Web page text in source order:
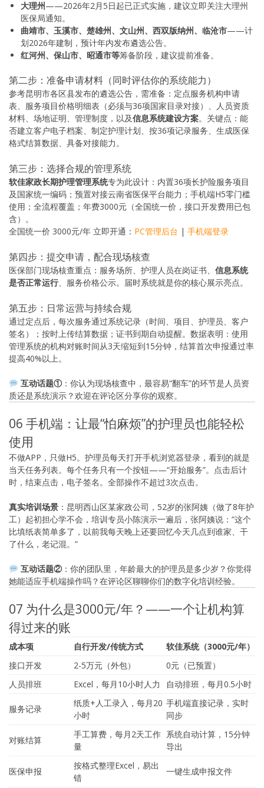
大理州——2026年2月5日起已正式实施，建议立即关注大理州
医保局通知。
曲靖市、玉溪市、楚雄州、文山州、西双版纳州、临沧市——计
划2026年建制，预计年内发布遴选公告。
红河州、保山市、昭通市等筹备阶段，建议提前准备。
第二步：准备申请材料（同时评估你的系统能力）
参考昆明市各区县发布的遴选公告，需准备：定点服务机构申请
表、服务项目价格明细表（必须与36项国家目录对接）、人员资质
材料、场地证明、管理制度，以及信息系统建设方案。关键点：能
否建立客户电子档案、制定护理计划、按36项记录服务、生成医保
格式结算数据、具备对接能力。
第三步：选择合规的管理系统
软佳家政长期护理管理系统专为此设计：内置36项长护险服务项目
及国家统一编码；预置对接云南省医保平台能力；手机端H5零门槛
使用；全流程覆盖；年费3000元（全国统一价，接口开发费用已包
含）。
全国统一价 3000元/年 立即开通： PC管理后台 | 手机端登录
第四步：提交申请，配合现场核查
医保部门现场核查重点：服务场所、护理人员在岗证书、 信息系统
是否正常运行、服务价格公示。届时系统就是你的核心展示亮点。
第五步：日常运营与持续合规
通过定点后，每次服务通过系统记录（时间、项目、护理员、客户
签名）；按时上传结算数据；证书到期自动提醒。数据表明：使用
管理系统的机构对账时间从3天缩短到15分钟，结算首次申报通过率
提高40%以上。
互动话题①：你认为现场核查中，最容易“翻车”的环节是人员资
质还是系统演示？欢迎在评论区分享你的观察。
06 手机端：让最“怕麻烦”的护理员也能轻松
使用
不做APP，只做H5。护理员每天打开手机浏览器登录，看到的就是
当天任务列表。每个任务只有一个按钮——“开始服务”。点击后计
时，结束点击，电子签名。全部操作不超过3次点击。
真实培训场景 ：昆明西山区某家政公司，52岁的张阿姨（做了8年护
工）起初担心学不会，培训专员小陈演示一遍后，张阿姨说：“这个
比填纸表简单多了，以前我每天晚上还要回忆今天几点到谁家、干
了什么，老记混。”
互动话题②：你的团队里，年龄最大的护理员是多少岁？你觉得
她能适应手机端操作吗？在评论区聊聊你们的数字化培训经验。
07 为什么是3000元/年？——一个让机构算
得过来的账
成本项 自行开发/传统方式
软佳系统（3000元/年）
接口开发
2-5万元（外包）
0元（已预置）
人员排班
Excel，每月10小时人力 自动排班，每月0.5小时
服务记录
纸质+人工录入，每月20
小时
手机端直接记录，实时
同步
对账结算
手工算费，每月2天工作
量
系统自动计算，15分钟
导出
医保申报
按格式整理Excel，易出
错
一键生成申报文件